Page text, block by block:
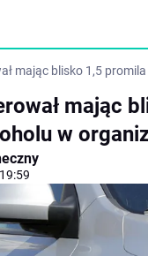
mając blisko 1,5
mając
w